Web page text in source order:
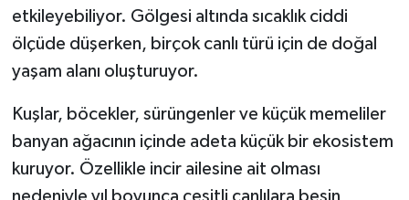
etkileyebiliyor. Gölgesi altında sıcaklık ciddi
ölçüde düşerken, birçok canlı türü için de doğal
yaşam alanı oluşturuyor.
Kuşlar, böcekler, sürüngenler ve küçük memeliler
banyan ağacının içinde adeta küçük bir ekosistem
kuruyor. Özellikle incir ailesine ait olması